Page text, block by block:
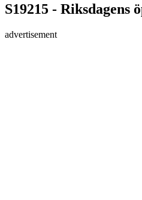
S19215 - Riksdagens
advertisement